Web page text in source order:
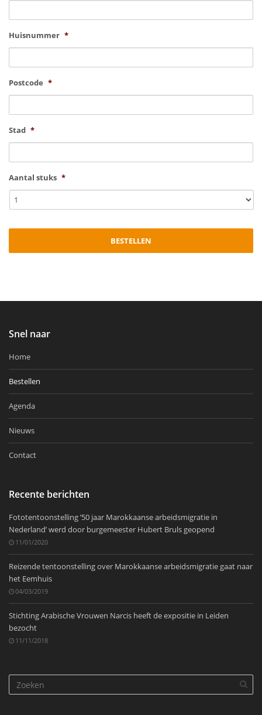
Huisnummer *
Postcode *
Stad *
Aantal stuks *
Snel naar
Home
Bestellen
Agenda
Nieuws
Contact
Recente berichten
Fototentoonstelling ’50 jaar Marokkaanse arbeidsmigratie in
Nederland’ werd door burgemeester Hubert Bruls geopend
11/01/2020
Reizende tentoonstelling over Marokkaanse arbeidsmigratie gaat naar
het Eemhuis
04/03/2019
Stichting Arabische Vrouwen Narcis heeft de expositie in Leiden
bezocht
11/11/2018